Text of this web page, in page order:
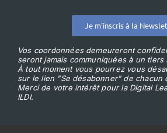
Je m'inscris à la
Vos coordonnées demeureront
seront jamais communiquées à un tiers
À tout moment vous pourrez vous
sur le lien "Se désabonner" de chacun
Merci de votre intérêt pour la Digital
ILDI.